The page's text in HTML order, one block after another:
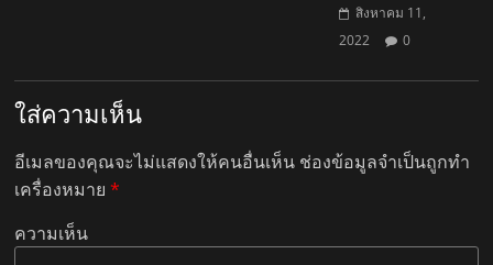
สิงหาคม 11,
2022
0
ใส่ความเห็น
อีเมลของคุณจะไม่แสดงให้คนอื่นเห็น ช่องข้อมูลจำเป็นถูกทำ
เครื่องหมาย*
ความเห็น